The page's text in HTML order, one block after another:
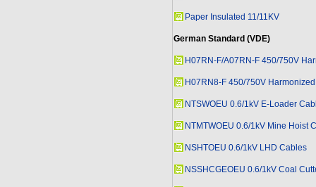
Paper Insulated 11/11KV
German Standard (VDE)
H07RN-F/A07RN-F 450/750V
H07RN8-F 450/750V
NTSWOEU 0.6/1kV E-Loader
NTMTWOEU 0.6/1kV Mine Hoist
NSHTOEU 0.6/1kV LHD Cables
NSSHCGEOEU 0.6/1kV Coal